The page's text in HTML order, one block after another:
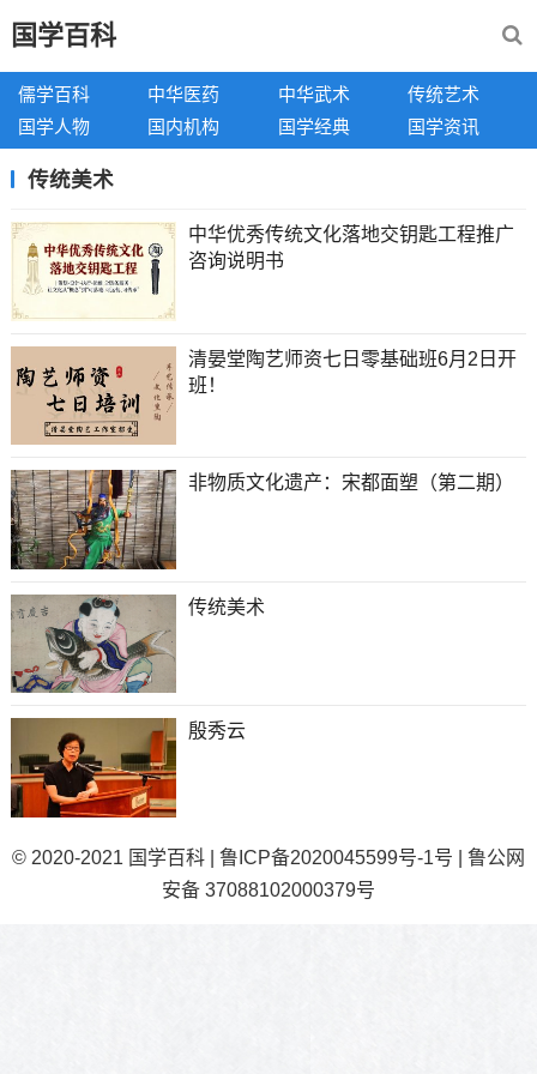
国学百科
儒学百科 中华医药 中华武术
传统艺术
国学人物
国内机构 国学经典 国学资讯
传统美术
中华优秀传统文化落地交钥匙工程推广
咨询说明书
清晏堂陶艺师资七日零基础班6月2日开
班！
非物质文化遗产：宋都面塑（第二期）
传统美术
殷秀云
© 2020-2021 国学百科 鲁ICP备2020045599号-1号
鲁公网
安备 37088102000379号